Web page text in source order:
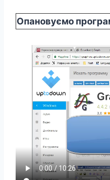
Опановуємо